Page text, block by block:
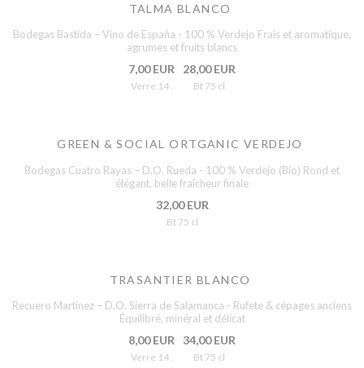
TALMA BLANCO
Bodegas Bastida – Vino de España - 100 % Verdejo Frais et aromatique,
agrumes et fruits blancs
7,00 EUR
Verre 14 .
28,00 EUR
Bt 75 cl
GREEN & SOCIAL ORTGANIC VERDEJO
Bodegas Cuatro Rayas – D.O. Rueda - 100 % Verdejo (Bio) Rond et
élégant, belle fraîcheur finale
32,00 EUR
Bt 75 cl
TRASANTIER BLANCO
Recuero Martinez – D.O. Sierra de Salamanca - Rufete & cépages anciens
Équilibré, minéral et délicat
8,00 EUR
Verre 14 .
34,00 EUR
Bt 75 cl